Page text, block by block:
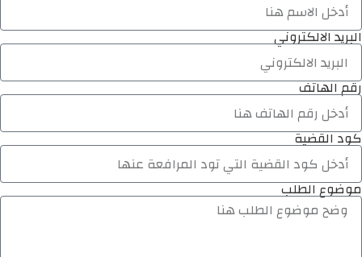
البريد الالكتروني
رقم الهاتف
كود القضية
موضوع الطلب